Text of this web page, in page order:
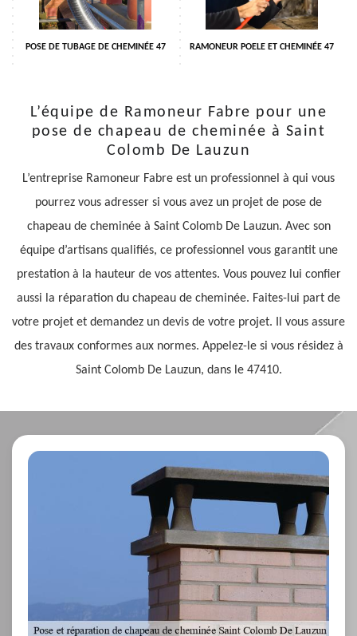
POSE DE TUBAGE DE CHEMINÉE 47 RAMONEUR POELE ET CHEMINÉE 47
L’équipe de Ramoneur Fabre pour une
pose de chapeau de cheminée à Saint
Colomb De Lauzun
L’entreprise Ramoneur Fabre est un professionnel à qui vous
pourrez vous adresser si vous avez un projet de pose de
chapeau de cheminée à Saint Colomb De Lauzun. Avec son
équipe d’artisans qualifiés, ce professionnel vous garantit une
prestation à la hauteur de vos attentes. Vous pouvez lui confier
aussi la réparation du chapeau de cheminée. Faites-lui part de
votre projet et demandez un devis de votre projet. Il vous assure
des travaux conformes aux normes. Appelez-le si vous résidez à
Saint Colomb De Lauzun, dans le 47410.